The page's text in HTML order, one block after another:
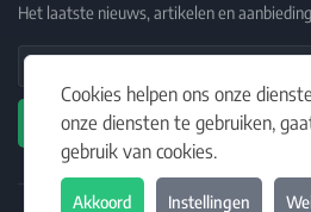
Cookies helpen ons onze
onze diensten te gebruiken,
gebruik van cookies.
Akkoord Instellingen
Het laatste nieuws, artikelen en
Email Address
Abonneren